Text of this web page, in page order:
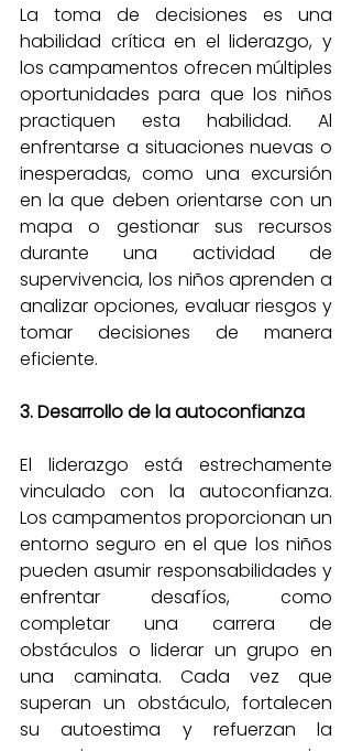
La toma de decisiones es una
habilidad crítica en el liderazgo, y
los campamentos ofrecen múltiples
oportunidades para que los niños
practiquen esta habilidad. Al
enfrentarse a situaciones nuevas o
inesperadas, como una excursión
en la que deben orientarse con un
mapa o gestionar sus recursos
durante una actividad de
supervivencia, los niños aprenden a
analizar opciones, evaluar riesgos y
tomar decisiones de manera
eficiente.
3. Desarrollo de la autoconfianza
El liderazgo está estrechamente
vinculado con la autoconfianza.
Los campamentos proporcionan un
entorno seguro en el que los niños
pueden asumir responsabilidades y
enfrentar desafíos, como
completar una carrera de
obstáculos o liderar un grupo en
una caminata. Cada vez que
superan un obstáculo, fortalecen
su autoestima y refuerzan la